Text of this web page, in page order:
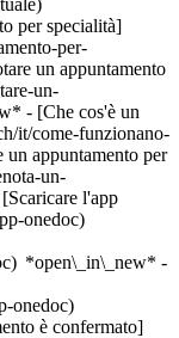
per specialità]
per-
un appuntamento
un-
- [Che cos'è un
it/come-funzionano-
appuntamento per
un-
l'app
onedoc)
*open\_in\_new* -
onedoc)
images/users/d2c510828e5b4b9a30c50871bae13f8fe5a75307d074e041259d4933528ffd8b-small.png "Dr.ssa Selina Fricke, endocrinologa riproduttiva a Basilea")](https://www.onedoc.ch/it/endocrinologa-riproduttiva/basilea/pc2zv/dr-selina-fricke) ### [Dr.ssa Selina Fricke](https://www.onedoc.ch/it/endocrinologa-riproduttiva/basilea/pc2zv/dr-selina-fricke) ![Badge che indica un profilo verificato](https://www.onedoc.ch/assets/images/icons/checkmark.svg) Endocrinologa riproduttiva [Universitätsspital Basel - Frauenklinik](https://www.onedoc.ch/it/clinica/basilea/e8qh/universitatsspital-basel-frauenklinik) Vogesenstrasse 134 4056 Basilea ![Icona paziente con segno più che indica che il professionista accetta nuovi pazienti](https://www.onedoc.ch/assets/images/icons/new-patients.svg)Accetta nuovi pazienti [Prenota un appuntamento](https://www.onedoc.ch/it/endocrinologa-riproduttiva/basilea/pc2zv/dr-selina-fricke) Competenze:[Monitoraggio gravidanza](https://www.onedoc.ch/it/monitoraggio-gravidanza/basilea), [Infertilità](https://www.onedoc.ch/it/infertilita/basilea)Vedi di più *chevron\_left* dom 02 ago *chevron\_right* Vedi più appuntamenti *error\_outline* Si è verificato un errore durante il caricamento della disponibilità [Riprova](https://www.onedoc.ch) Competenze:[Monitoraggio gravidanza](https://www.onedoc.ch/it/monitoraggio-gravidanza/basilea), [Infertilità](https://www.onedoc.ch/it/infertilita/basilea)Vedi di più [![Dr.ssa Bettina Keller Dühsler, endocrinologa riproduttiva a Basilea](https://assets.onedoc.ch/images/users/ac31f06eb0f739f624824df809d57bdb5dcecf54fd8c36f5133b259408ba4d5f-small.jpg "Dr.ssa Bettina Keller Dühsler, endocrinologa riproduttiva a Basilea")](https://www.onedoc.ch/it/endocrinologa-riproduttiva/basilea/pcr7r/dr-bettina-keller-duhsler) ### [Dr.ssa Bettina Keller Dühsler](https://www.onedoc.ch/it/endocrinologa-riproduttiva/basilea/pcr7r/dr-bettina-keller-duhsler) ![Badge che indica un profilo verificato](https://www.onedoc.ch/assets/images/icons/checkmark.svg) Endocrinologa riproduttiva [Universitätsspital Basel - Frauenklinik](https://www.onedoc.ch/it/clinica/basilea/e8qh/universitatsspital-basel-frauenklinik) Vogesenstrasse 134 4056 Basilea ![Icona paziente con segno più che indica che il professionista accetta nuovi pazienti](https://www.onedoc.ch/assets/images/icons/new-patients.svg)Accetta nuovi pazienti [Prenota un appuntamento](https://www.onedoc.ch/it/endocrinologa-riproduttiva/basilea/pcr7r/dr-bettina-keller-duhsler) [![Dr.ssa med. Ursula Gobrecht, endocrinologa riproduttiva a Basilea](https://assets.onedoc.ch/images/users/8beaa140af5415f491773f0f5b740bd08cc2706379092c8653b92d0d866a0c46-small.jpg "Dr.ssa med. Ursula Gobrecht, endocrinologa riproduttiva a Basilea")](https://www.onedoc.ch/it/endocrinologa-riproduttiva/basilea/pcnz0/dr-med-ursula-gobrecht) ### [Dr.ssa med. Ursula Gobrecht](https://www.onedoc.ch/it/endocrinologa-riproduttiva/basilea/pcnz0/dr-med-ursula-gobrecht) Endocrinologa riproduttiva [Universitätsspital Basel - Frauenklinik](https://www.onedoc.ch/it/clinica/basilea/e8qh/universitatsspital-basel-frauenklinik) Vogesenstrasse 134 4056 Basilea ![Icona paziente con segno più che indica che il professionista accetta nuovi pazienti](https://www.onedoc.ch/assets/images/icons/new-patients.svg)Accetta nuovi pazienti [Prenota un appuntamento](https://www.onedoc.ch/it/endocrinologa-riproduttiva/basilea/pcnz0/dr-med-ursula-gobrecht) [![Dr.ssa Giuseppina De Napoli, endocrinologa riproduttiva a Basilea](https://assets.onedoc.ch/images/users/d4593684ea56e6d908890be62e4ad26523bcfe19e662eaef33a77a4a9925b91b-small.jpg "Dr.ssa Giuseppina De Napoli, endocrinologa riproduttiva a Basilea")](https://www.onedoc.ch/it/endocrinologa-riproduttiva/basilea/pcr7s/dr-giuseppina-de-napoli) ### [Dr.ssa Giuseppina De Napoli](ht